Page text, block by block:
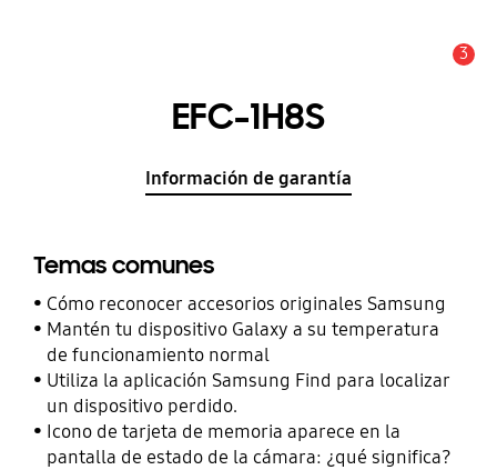
3
EFC-1H8S
Información de garantía
Temas comunes
Cómo reconocer accesorios originales Samsung
Mantén tu dispositivo Galaxy a su temperatura
de funcionamiento normal
Utiliza la aplicación Samsung Find para localizar
un dispositivo perdido.
Icono de tarjeta de memoria aparece en la
pantalla de estado de la cámara: ¿qué significa?